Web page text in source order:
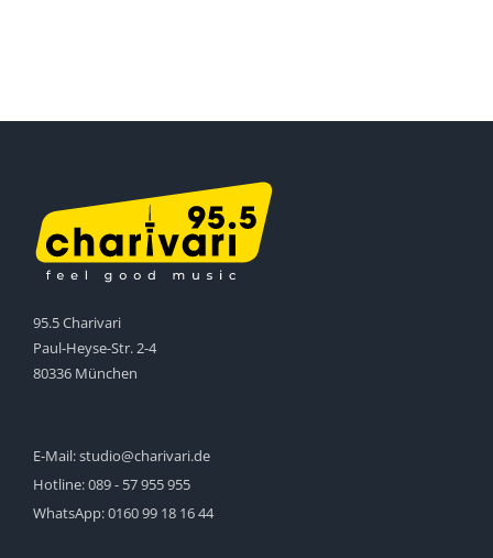
95.5 Charivari
Paul-Heyse-Str. 2-4
80336 München
E-Mail:studio@charivari.de
Hotline:089 - 57 955 955
WhatsApp:0160 99 18 16 44